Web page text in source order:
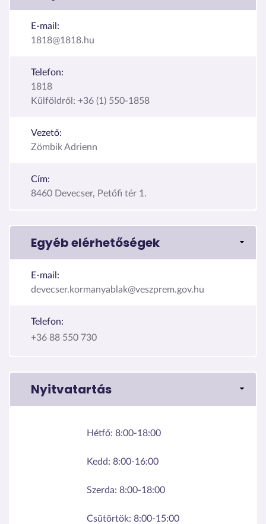
E-mail:
1818@1818.hu
Telefon:
1818
Külföldről: +36 (1) 550-1858
Vezető:
Zömbik Adrienn
Cím:
8460 Devecser, Petőfi tér 1.
Egyéb elérhetőségek
E-mail:
devecser.kormanyablak@veszprem.gov.hu
Telefon:
+36 88 550 730
Nyitvatartás
Hétfő: 8:00-18:00
Kedd: 8:00-16:00
Szerda: 8:00-18:00
Csütörtök: 8:00-15:00